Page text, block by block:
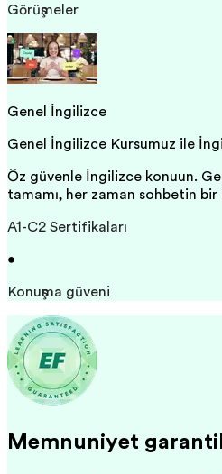
Görüşmeler
Genel İngilizce
Genel İngilizce Kursumuz ile
Öz güvenle İngilizce konuşun.
tamamı, her zaman sohbetin bir
A1-C2 Sertifikaları
•
Konuşma güveni
Memnuniyet